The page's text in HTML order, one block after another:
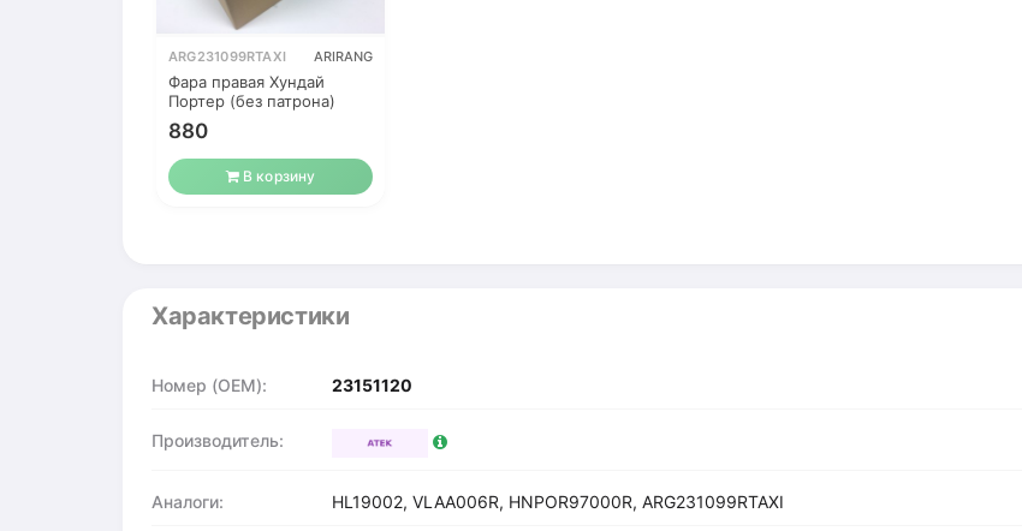
ARG231099RTAXI ARIRANG
Фара правая Хундай
Портер (без патрона)
880
В корзину
Характеристики
Номер (OEM): 23151120
Производитель:
Аналоги: HL19002, VLAA006R, HNPOR97000R, ARG231099RTAXI